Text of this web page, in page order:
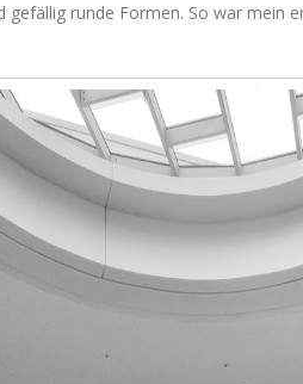
gefällig runde Formen. So war mein